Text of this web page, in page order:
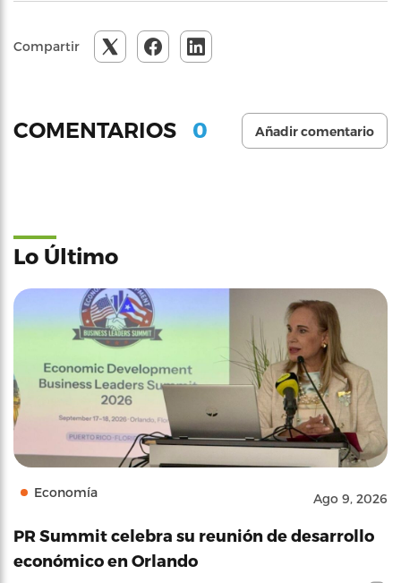
Compartir
COMENTARIOS 0 Añadir comentario
Lo Último
Economía Ago 9, 2026
PR Summit celebra su reunión de desarrollo
económico en Orlando